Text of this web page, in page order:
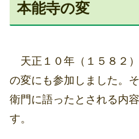
本能寺の変
天正１０年（１５８２
の変にも参加しました。
衛門に語ったとされる内
す。